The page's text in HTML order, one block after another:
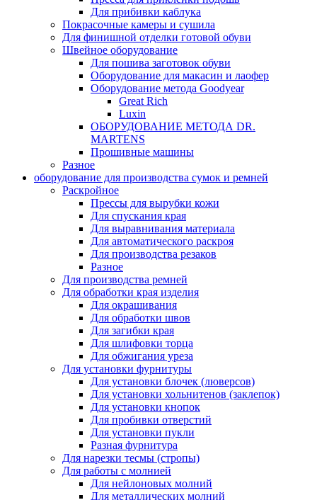
Для прибивки каблука
Покрасочные камеры и сушила
Для финишной отделки готовой обуви
Швейное оборудование
Для пошива заготовок обуви
Оборудование для макасин и лаофер
Оборудование метода Goodyear
Great Rich
Luxin
ОБОРУДОВАНИЕ МЕТОДА DR.
MARTENS
Прошивные машины
Разное
оборудование для производства сумок и ремней
Раскройное
Прессы для вырубки кожи
Для спускания края
Для выравнивания материала
Для автоматического раскроя
Для производства резаков
Разное
Для производства ремней
Для обработки края изделия
Для окрашивания
Для обработки швов
Для загибки края
Для шлифовки торца
Для обжигания уреза
Для установки фурнитуры
Для установки блочек (люверсов)
Для установки хольнитенов (заклепок)
Для установки кнопок
Для пробивки отверстий
Для установки пукли
Разная фурнитура
Для нарезки тесмы (стропы)
Для работы с молнией
Для нейлоновых молний
Для металлических молний